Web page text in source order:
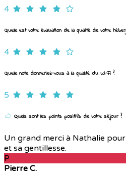
4
Quelle est votre évaluation de la qualité de votre
4
Quelle note donneriez-vous à la qualité du Wi-Fi ?
5
Quels sont les points positifs de votre séjour ?
Un grand merci à Nathalie
et sa gentillesse.
P
Pierre C.